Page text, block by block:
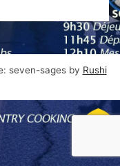
seven-sages by Rushi